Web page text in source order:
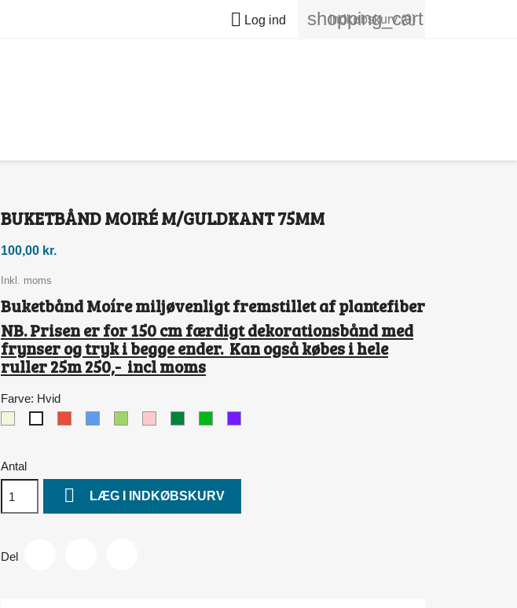
 Log ind shopping_cart
Indkøbskurv (0)
BUKETBÅND MOIRÉ M/GULDKANT 75MM
100,00 kr.
Inkl. moms
Buketbånd Moíre miljøvenligt fremstillet af plantefiber
NB. Prisen er for 150 cm færdigt dekorationsbånd med
frynser og tryk i begge ender. Kan også købes i hele
ruller 25m 250,- incl moms
Farve: Hvid
Antal
 LÆG I INDKØBSKURV
Del